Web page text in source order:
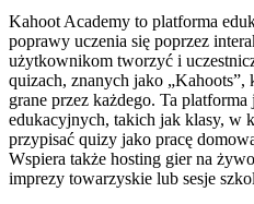
Kahoot Academy to platforma
poprawy uczenia się poprzez
użytkownikom tworzyć i
quizach, znanych jako „Kahoots”,
grane przez każdego. Ta
edukacyjnych, takich jak klasy, w
przypisać quizy jako pracę
Wspiera także hosting gier na
imprezy towarzyskie lub sesje